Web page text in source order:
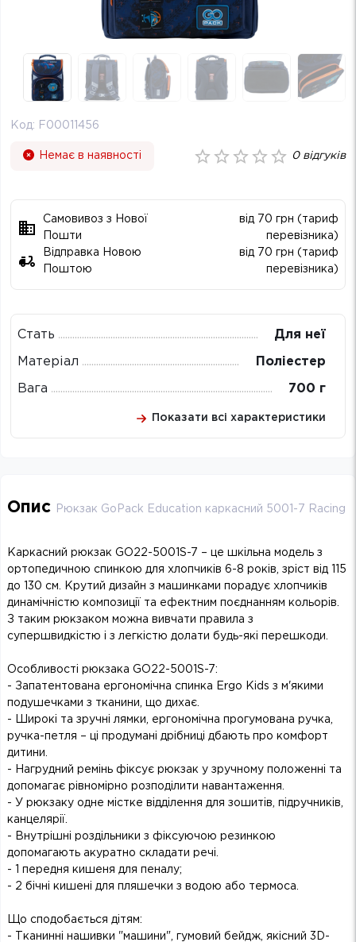
Код: F00011456
Немає в наявності 0відгуків
Самовивоз з Нової
Пошти
від 70 грн (тариф
перевізника)
Відправка Новою
Поштою
від 70 грн (тариф
перевізника)
Стать Для неї
Матеріал Поліестер
Вага 700 г
Показати всі характеристики
Опис Рюкзак GoPack Education каркасний 5001-7 Racing
Каркасний рюкзак GO22-5001S-7 – це шкільна модель з
ортопедичною спинкою для хлопчиків 6-8 років, зріст від 115
до 130 см. Крутий дизайн з машинками порадує хлопчиків
динамічністю композиції та ефектним поєднанням кольорів.
З таким рюкзаком можна вивчати правила з
супершвидкістю і з легкістю долати будь-які перешкоди.
Особливості рюкзака GO22-5001S-7:
- Запатентована ергономічна спинка Ergo Kids з м'якими
подушечками з тканини, що дихає.
- Широкі та зручні лямки, ергономічна прогумована ручка,
ручка-петля – ці продумані дрібниці дбають про комфорт
дитини.
- Нагрудний ремінь фіксує рюкзак у зручному положенні та
допомагає рівномірно розподілити навантаження.
- У рюкзаку одне містке відділення для зошитів, підручників,
канцелярії.
- Внутрішні роздільники з фіксуючою резинкою
допомагають акуратно складати речі.
- 1 передня кишеня для пеналу;
- 2 бічні кишені для пляшечки з водою або термоса.
Що сподобається дітям:
- Тканинні нашивки "машини", гумовий бейдж, якісний 3D-